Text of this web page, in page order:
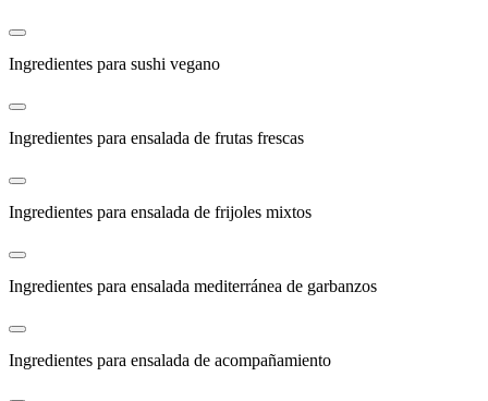
Ingredientes para sushi vegano
Ingredientes para ensalada de frutas frescas
Ingredientes para ensalada de frijoles mixtos
Ingredientes para ensalada mediterránea de garbanzos
Ingredientes para ensalada de acompañamiento